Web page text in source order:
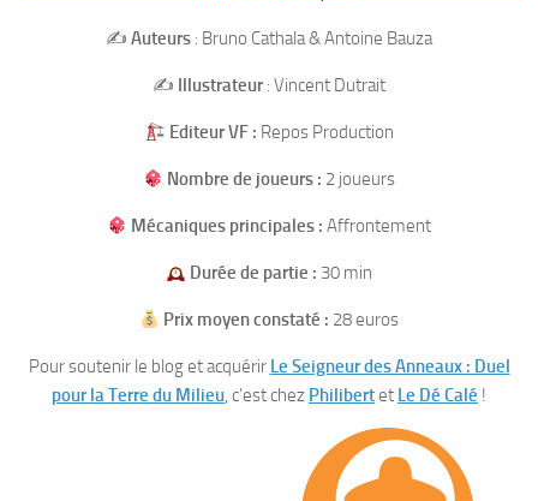
✍️ Auteurs : Bruno Cathala & Antoine Bauza
✍️ Illustrateur: Vincent Dutrait
Editeur VF : Repos Production
Nombre de joueurs : 2 joueurs
Mécaniques principales : Affrontement
Durée de partie : 30 min
Prix moyen constaté : 28 euros
Pour soutenir le blog et acquérir Le Seigneur des Anneaux : Duel
pour la Terre du Milieu, c’est chez Philibertet Le Dé Calé !